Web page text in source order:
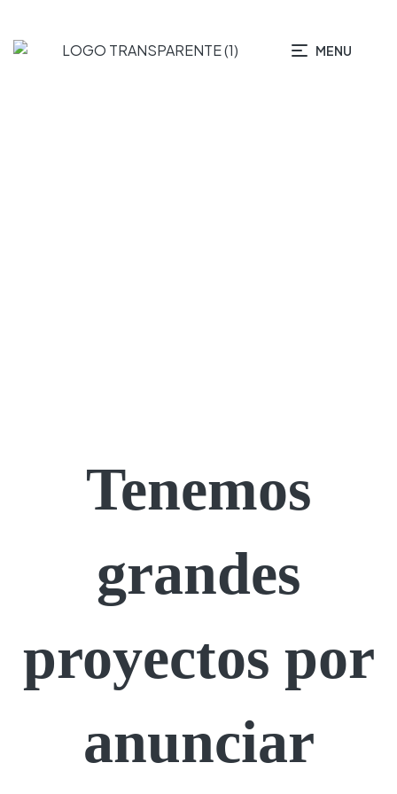
MENU
Tenemos
grandes
proyectos por
anunciar